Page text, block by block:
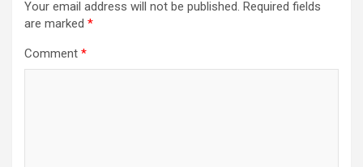
Your email address will not be published. Required fields
are marked *
Comment *